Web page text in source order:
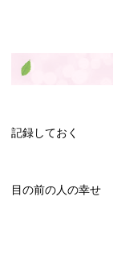
記録しておく
目の前の人の幸せ